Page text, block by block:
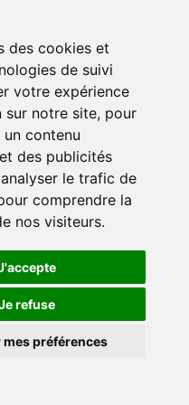
des cookies et
de suivi
votre expérience
sur notre site, pour
contenu
des publicités
le trafic de
comprendre la
nos visiteurs.
refuse
mes préférences